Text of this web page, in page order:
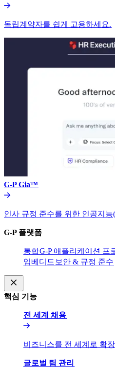
독립계약자를 쉽게 고용하세요.​​
G-P Gia™​​
인사 규정 준수를 위한 인공지
G-P 플랫폼​​
통합​​G-P 애플리케이션 프
임베디드​​ 보안 & 규정 준수​​
핵심 기능​​
전 세계 채용​​
비즈니스를 전 세계로 확
글로벌 팀 관리​​